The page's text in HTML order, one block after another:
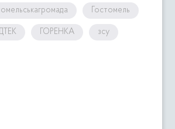
Гостомель
ГОРЕНКА зсу